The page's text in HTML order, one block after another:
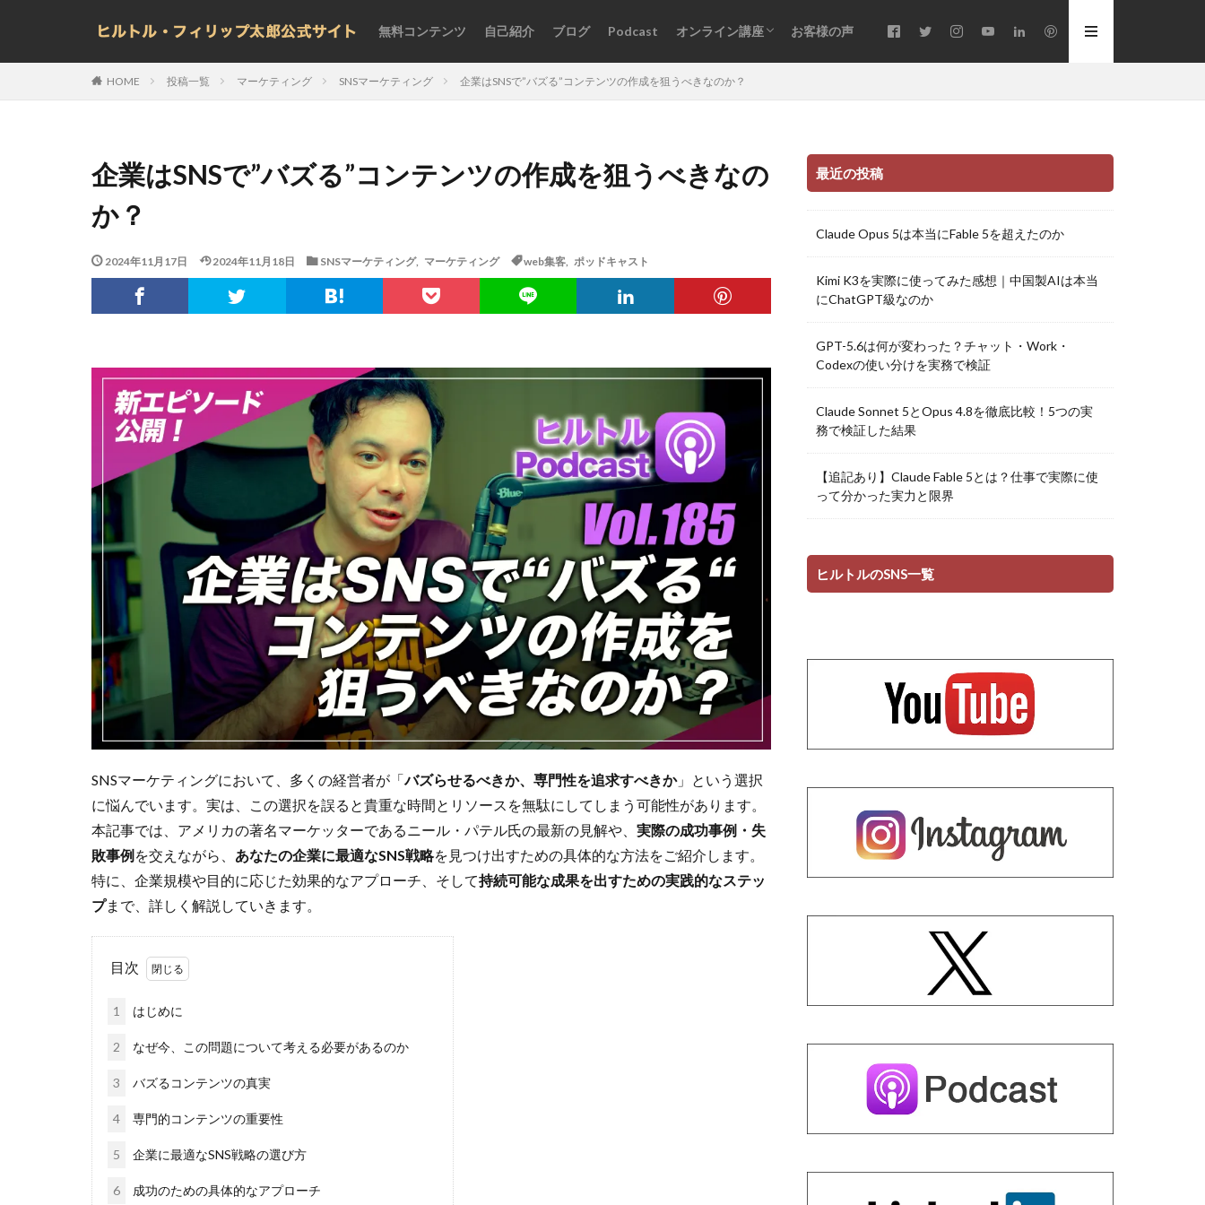
無料コンテンツ 自己紹介 ブログ Podcast オンライン講座 お客様の声
HOME 投稿一覧 マーケティング SNSマーケティング 企業はSNSで”バズる”コンテンツの作成を狙うべきなのか？
企業はSNSで”バズる”コンテンツの作成を狙うべきなの
か？
2024年11月17日 2024年11月18日 SNSマーケティング, マーケティング web集客 ポッドキャスト
SNSマーケティングにおいて、多くの経営者が「バズらせるべきか、専門性を追求すべきか」という選択
に悩んでいます。実は、この選択を誤ると貴重な時間とリソースを無駄にしてしまう可能性があります。
本記事では、アメリカの著名マーケッターであるニール・パテル氏の最新の見解や、 実際の成功事例・失
敗事例 を交えながら、 あなたの企業に最適なSNS戦略を見つけ出すための具体的な方法をご紹介します。
特に、企業規模や目的に応じた効果的なアプローチ、そして持続可能な成果を出すための実践的なステッ
プまで、詳しく解説していきます。
目次
1 はじめに
2 なぜ今、この問題について考える必要があるのか
3 バズるコンテンツの真実
4 専門的コンテンツの重要性
5 企業に最適なSNS戦略の選び方
6 成功のための具体的なアプローチ
最近の投稿
Claude Opus 5は本当にFable 5を超えたのか
Kimi K3を実際に使ってみた感想｜中国製AIは本当
にChatGPT級なのか
GPT-5.6は何が変わった？チャット・Work・
Codexの使い分けを実務で検証
Claude Sonnet 5とOpus 4.8を徹底比較！5つの実
務で検証した結果
【追記あり】Claude Fable 5とは？仕事で実際に使
って分かった実力と限界
ヒルトルのSNS一覧